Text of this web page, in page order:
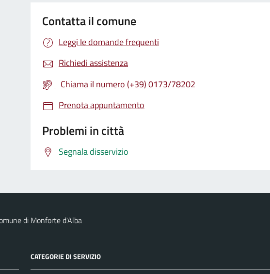
Contatta il comune
Leggi le domande frequenti
Richiedi assistenza
Chiama il numero (+39) 0173/78202
Prenota appuntamento
Problemi in città
Segnala disservizio
di Monforte d'Alba
CATEGORIE DI SERVIZIO